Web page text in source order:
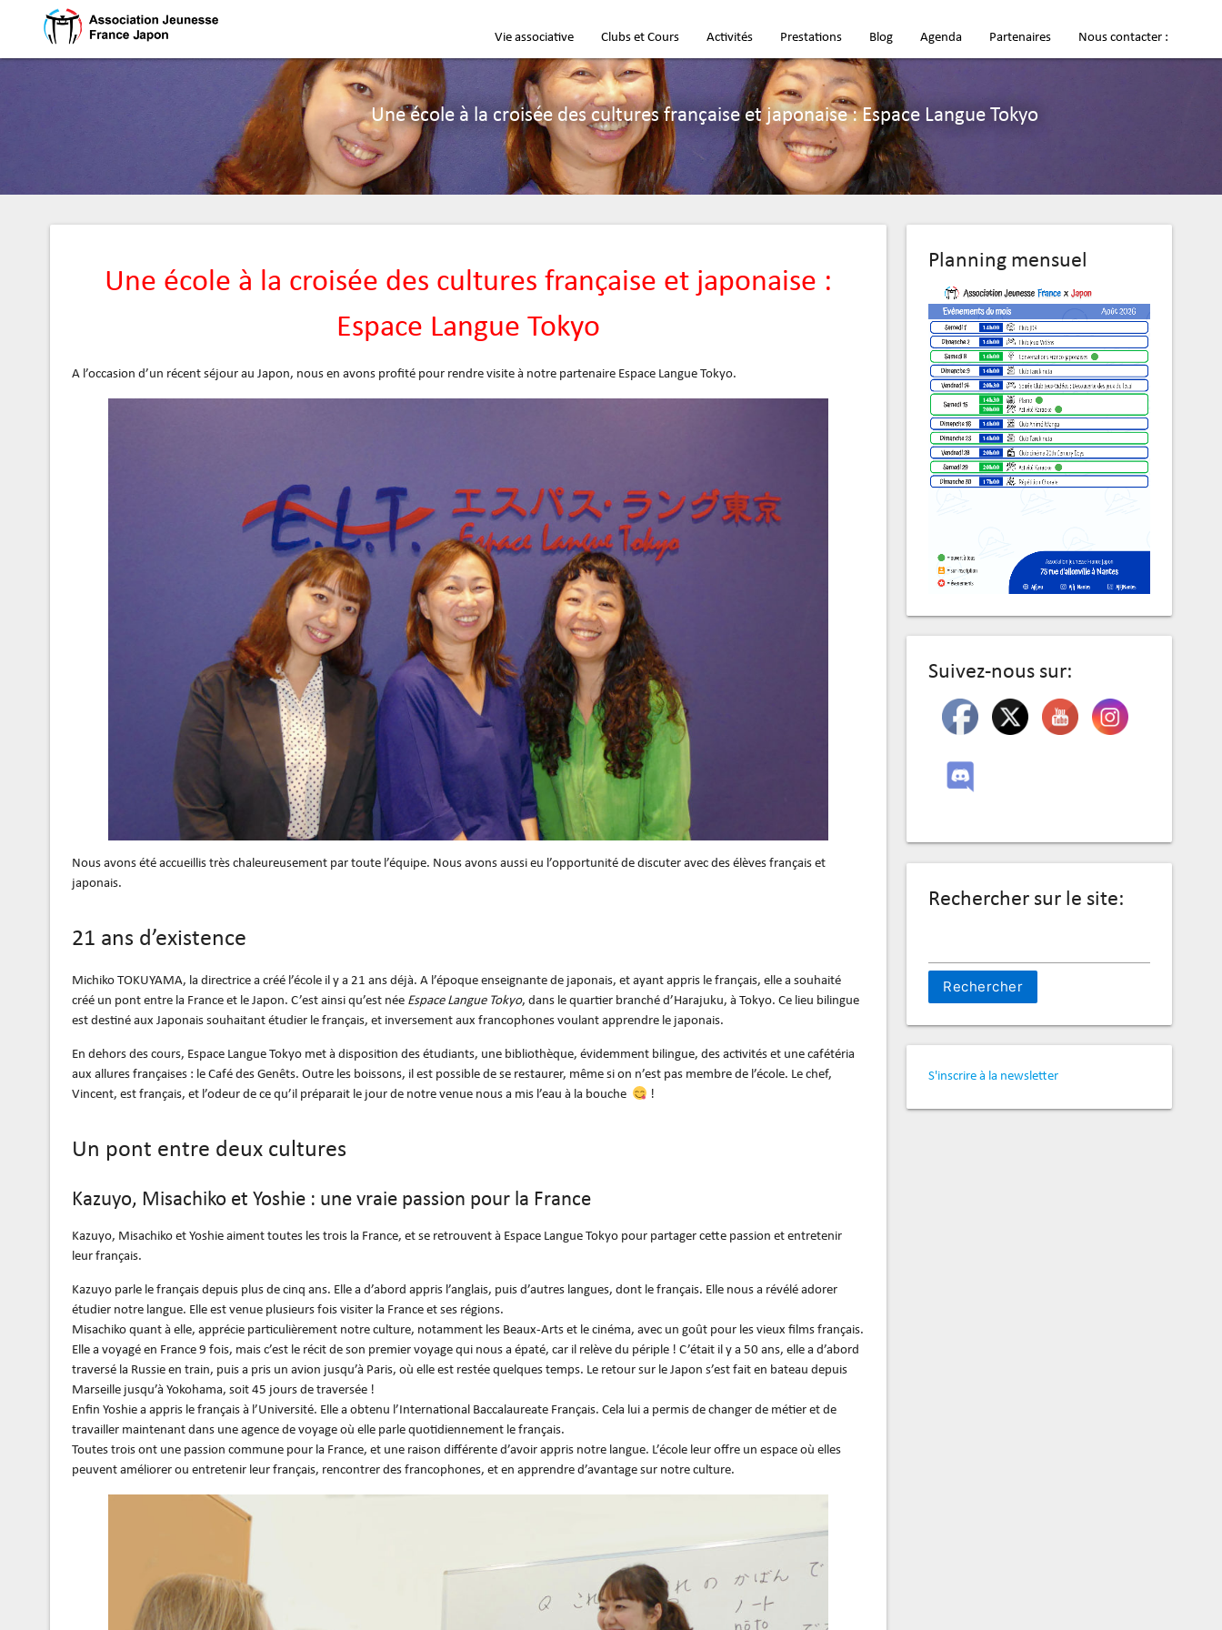
Vie associative Clubs et Cours Activités Prestations Blog Agenda Partenaires Nous contacter :
Une école à la croisée des cultures française et japonaise : Espace Langue Tokyo
Une école à la croisée des cultures française et japonaise :
Espace Langue Tokyo
A l’occasion d’un récent séjour au Japon, nous en avons profité pour rendre visite à notre partenaire Espace Langue Tokyo.
Nous avons été accueillis très chaleureusement par toute l’équipe. Nous avons aussi eu l’opportunité de discuter avec des élèves français et
japonais.
21 ans d’existence
Michiko TOKUYAMA, la directrice a créé l’école il y a 21 ans déjà. A l’époque enseignante de japonais, et ayant appris le français, elle a souhaité
créé un pont entre la France et le Japon. C’est ainsi qu’est née Espace Langue Tokyo, dans le quartier branché d’Harajuku, à Tokyo. Ce lieu bilingue
est destiné aux Japonais souhaitant étudier le français, et inversement aux francophones voulant apprendre le japonais.
En dehors des cours, Espace Langue Tokyo met à disposition des étudiants, une bibliothèque, évidemment bilingue, des activités et une cafétéria
aux allures françaises : le Café des Genêts. Outre les boissons, il est possible de se restaurer, même si on n’est pas membre de l’école. Le chef,
Vincent, est français, et l’odeur de ce qu’il préparait le jour de notre venue nous a mis l’eau à la bouche
!
Un pont entre deux cultures
Kazuyo, Misachiko et Yoshie : une vraie passion pour la France
Kazuyo, Misachiko et Yoshie aiment toutes les trois la France, et se retrouvent à Espace Langue Tokyo pour partager cette passion et entretenir
leur français.
Kazuyo parle le français depuis plus de cinq ans. Elle a d’abord appris l’anglais, puis d’autres langues, dont le français. Elle nous a révélé adorer
étudier notre langue. Elle est venue plusieurs fois visiter la France et ses régions.
Misachiko quant à elle, apprécie particulièrement notre culture, notamment les Beaux-Arts et le cinéma, avec un goût pour les vieux films français.
Elle a voyagé en France 9 fois, mais c’est le récit de son premier voyage qui nous a épaté, car il relève du périple ! C’était il y a 50 ans, elle a d’abord
traversé la Russie en train, puis a pris un avion jusqu’à Paris, où elle est restée quelques temps. Le retour sur le Japon s’est fait en bateau depuis
Marseille jusqu’à Yokohama, soit 45 jours de traversée !
Enfin Yoshie a appris le français à l’Université. Elle a obtenu l’International Baccalaureate Français. Cela lui a permis de changer de métier et de
travailler maintenant dans une agence de voyage où elle parle quotidiennement le français.
Toutes trois ont une passion commune pour la France, et une raison différente d’avoir appris notre langue. L’école leur offre un espace où elles
peuvent améliorer ou entretenir leur français, rencontrer des francophones, et en apprendre d’avantage sur notre culture.
Planning mensuel
Suivez-nous sur:
Rechercher sur le site:
S'inscrire à la newsletter